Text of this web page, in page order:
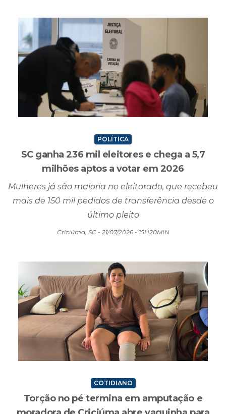
POLÍTICA
SC ganha 236 mil eleitores e chega a 5,7
milhões aptos a votar em 2026
Mulheres já são maioria no eleitorado, que recebeu
mais de 150 mil pedidos de transferência desde o
último pleito
Criciúma, SC - 21/07/2026 - 15H20MIN
COTIDIANO
Torção no pé termina em amputação e